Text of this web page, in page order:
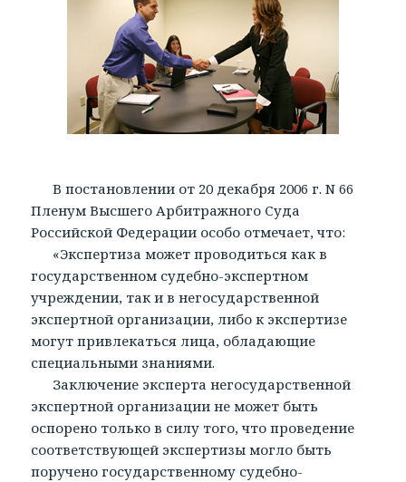
В постановлении от 20 декабря 2006 г. N 66
Пленум Высшего Арбитражного Суда
Российской Федерации особо отмечает, что:
«Экспертиза может проводиться как в
государственном судебно-экспертном
учреждении, так и в негосударственной
экспертной организации, либо к экспертизе
могут привлекаться лица, обладающие
специальными знаниями.
Заключение эксперта негосударственной
экспертной организации не может быть
оспорено только в силу того, что проведение
соответствующей экспертизы могло быть
поручено государственному судебно-